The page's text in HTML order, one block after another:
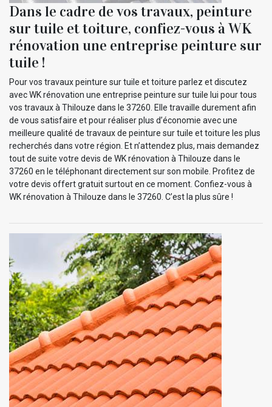
Dans le cadre de vos travaux, peinture
sur tuile et toiture, confiez-vous à WK
rénovation une entreprise peinture sur
tuile !
Pour vos travaux peinture sur tuile et toiture parlez et discutez
avec WK rénovation une entreprise peinture sur tuile lui pour tous
vos travaux à Thilouze dans le 37260. Elle travaille durement afin
de vous satisfaire et pour réaliser plus d’économie avec une
meilleure qualité de travaux de peinture sur tuile et toiture les plus
recherchés dans votre région. Et n’attendez plus, mais demandez
tout de suite votre devis de WK rénovation à Thilouze dans le
37260 en le téléphonant directement sur son mobile. Profitez de
votre devis offert gratuit surtout en ce moment. Confiez-vous à
WK rénovation à Thilouze dans le 37260. C’est la plus sûre !